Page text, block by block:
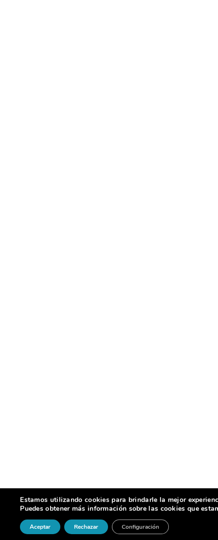
Estamos utilizando cookies para brindarle la mejor
Puedes obtener más información sobre las cookies que
Aceptar Rechazar Configuración